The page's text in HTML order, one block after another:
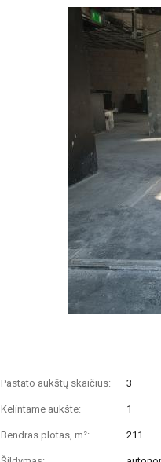
Pastato aukštų skaičius: 3
Kelintame aukšte: 1
Bendras plotas, m²: 211